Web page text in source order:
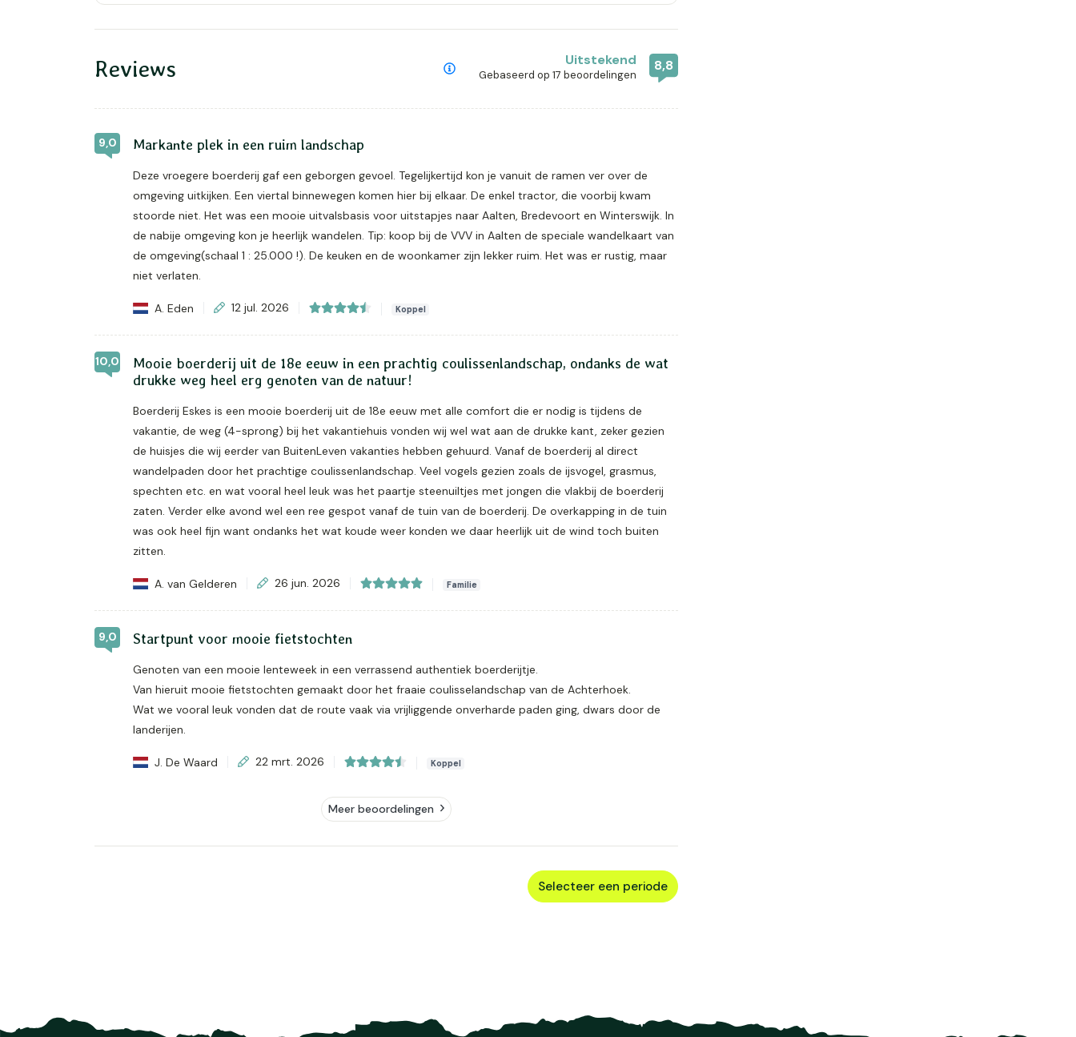
Reviews Uitstekend
Gebaseerd op 17 beoordelingen
8,8
9,0 Markante plek in een ruim landschap
Deze vroegere boerderij gaf een geborgen gevoel. Tegelijkertijd kon je vanuit de ramen ver over de
omgeving uitkijken. Een viertal binnewegen komen hier bij elkaar. De enkel tractor, die voorbij kwam
stoorde niet. Het was een mooie uitvalsbasis voor uitstapjes naar Aalten, Bredevoort en Winterswijk. In
de nabije omgeving kon je heerlijk wandelen. Tip: koop bij de VVV in Aalten de speciale wandelkaart van
de omgeving(schaal 1 : 25.000 !). De keuken en de woonkamer zijn lekker ruim. Het was er rustig, maar
niet verlaten.
A. Eden 12 jul. 2026 Koppel
10,0
Mooie boerderij uit de 18e eeuw in een prachtig coulissenlandschap, ondanks de wat
drukke weg heel erg genoten van de natuur!
Boerderij Eskes is een mooie boerderij uit de 18e eeuw met alle comfort die er nodig is tijdens de
vakantie, de weg (4-sprong) bij het vakantiehuis vonden wij wel wat aan de drukke kant, zeker gezien
de huisjes die wij eerder van BuitenLeven vakanties hebben gehuurd. Vanaf de boerderij al direct
wandelpaden door het prachtige coulissenlandschap. Veel vogels gezien zoals de ijsvogel, grasmus,
spechten etc. en wat vooral heel leuk was het paartje steenuiltjes met jongen die vlakbij de boerderij
zaten. Verder elke avond wel een ree gespot vanaf de tuin van de boerderij. De overkapping in de tuin
was ook heel fijn want ondanks het wat koude weer konden we daar heerlijk uit de wind toch buiten
zitten.
A. van Gelderen 26 jun. 2026 Familie
9,0 Startpunt voor mooie fietstochten
Genoten van een mooie lenteweek in een verrassend authentiek boerderijtje.
Van hieruit mooie fietstochten gemaakt door het fraaie coulisselandschap van de Achterhoek.
Wat we vooral leuk vonden dat de route vaak via vrijliggende onverharde paden ging, dwars door de
landerijen.
J. De Waard 22 mrt. 2026 Koppel
Meer beoordelingen
Selecteer een periode